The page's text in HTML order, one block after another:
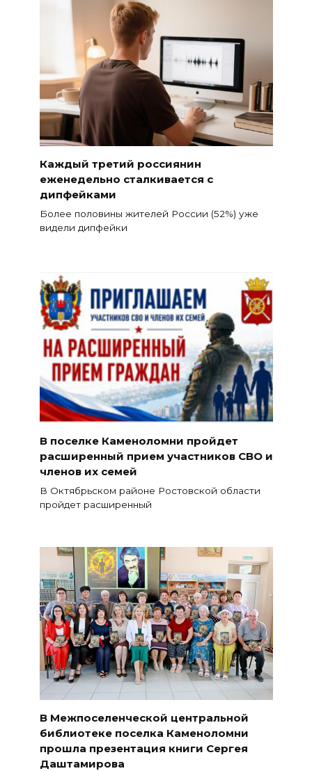
Каждый третий россиянин
еженедельно сталкивается с
дипфейками
Более половины жителей России (52%) уже
видели дипфейки
В поселке Каменоломни пройдет
расширенный прием участников СВО и
членов их семей
В Октябрьском районе Ростовской области
пройдет расширенный
В Межпоселенческой центральной
библиотеке поселка Каменоломни
прошла презентация книги Сергея
Даштамирова